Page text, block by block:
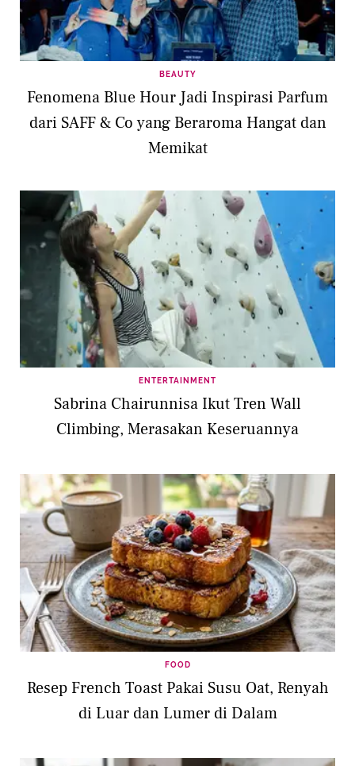
BEAUTY
Fenomena Blue Hour Jadi Inspirasi Parfum
dari SAFF & Co yang Beraroma Hangat dan
Memikat
ENTERTAINMENT
Sabrina Chairunnisa Ikut Tren Wall
Climbing, Merasakan Keseruannya
FOOD
Resep French Toast Pakai Susu Oat, Renyah
di Luar dan Lumer di Dalam